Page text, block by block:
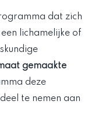
dat zich
lichamelijke of
gemaakte
deze
te nemen aan